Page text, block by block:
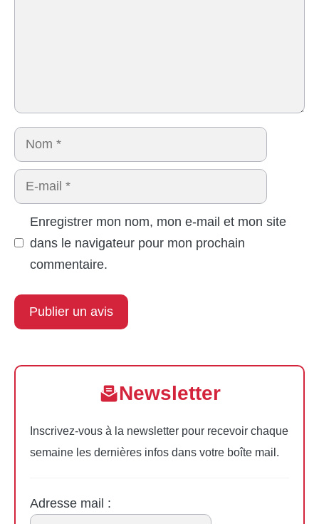
Nom
E-
mail
Enregistrer mon nom, mon e-mail et mon site
dans le navigateur pour mon prochain
commentaire.
Newsletter
Inscrivez-vous à la newsletter pour recevoir chaque
semaine les dernières infos dans votre boîte mail.
Adresse mail :